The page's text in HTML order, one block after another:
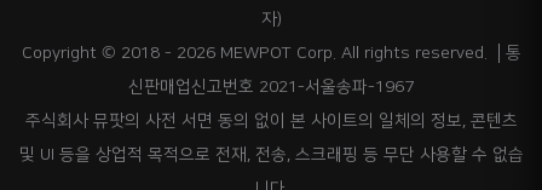
자)
Copyright © 2018 - 2026 MEWPOT Corp. All rights reserved.
통
신판매업신고번호 2021-서울송파-1967
주식회사 뮤팟의 사전 서면 동의 없이 본 사이트의 일체의 정보, 콘텐츠
및 UI 등을 상업적 목적으로 전재, 전송, 스크래핑 등 무단 사용할 수 없습